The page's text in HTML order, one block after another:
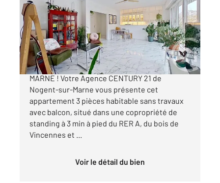
Ref : 1282
Appartement F3 à vendre
529 000 €
APPARTEMENT A VENDRE - NOGENT-SUR-
MARNE ! Votre Agence CENTURY 21 de
Nogent-sur-Marne vous présente cet
appartement 3 pièces habitable sans travaux
avec balcon, situé dans une copropriété de
standing à 3 min à pied du RER A, du bois de
Vincennes et ...
Voir le détail du bien